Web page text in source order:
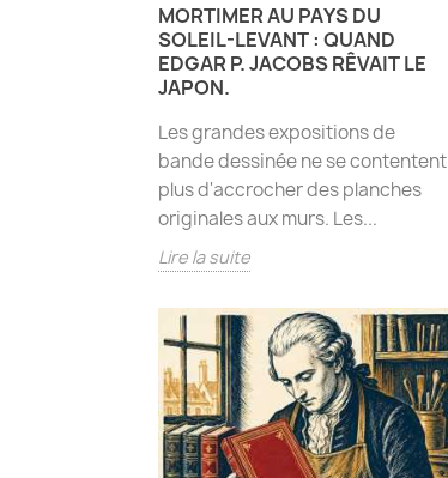
MORTIMER AU PAYS DU
SOLEIL-LEVANT : QUAND
EDGAR P. JACOBS RÊVAIT LE
JAPON.
Les grandes expositions de
bande dessinée ne se contentent
plus d'accrocher des planches
originales aux murs. Les...
Lire la suite